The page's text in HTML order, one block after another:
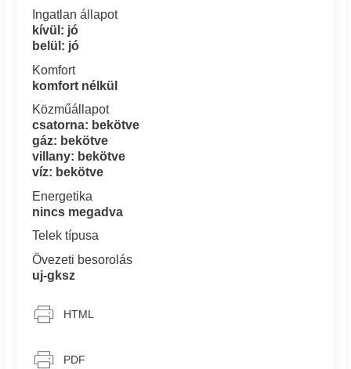
Ingatlan állapot
kívül: jó
belül: jó
Komfort
komfort nélkül
Közműállapot
csatorna: bekötve
gáz: bekötve
villany: bekötve
víz: bekötve
Energetika
nincs megadva
Telek típusa
Övezeti besorolás
uj-gksz
HTML
PDF